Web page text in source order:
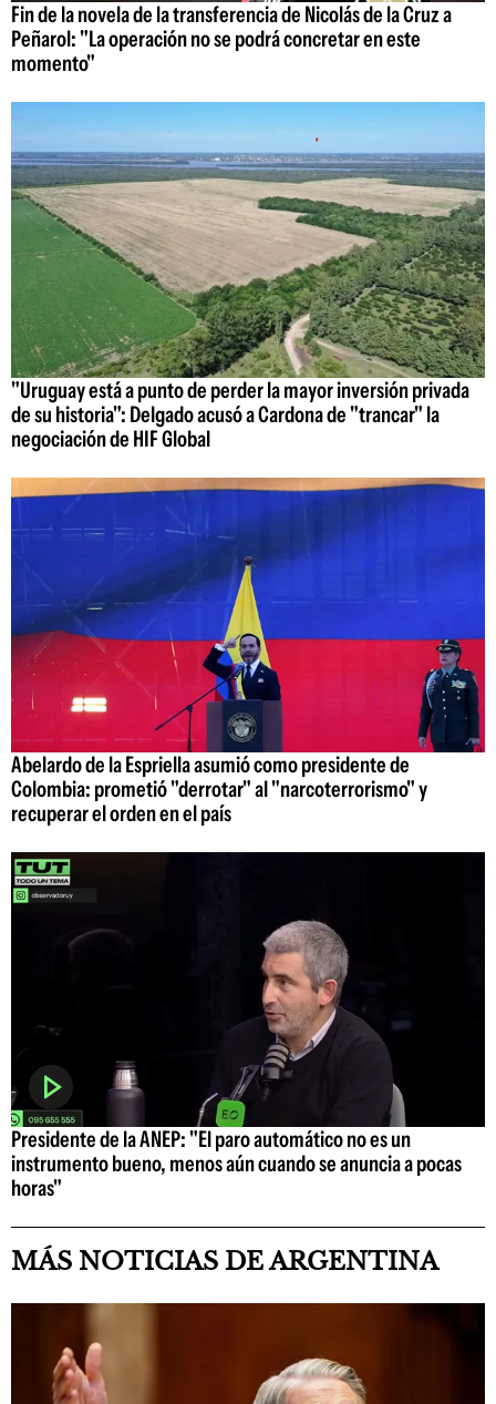
Fin de la novela de la transferencia de Nicolás de la Cruz a
Peñarol: "La operación no se podrá concretar en este
momento"
"Uruguay está a punto de perder la mayor inversión privada
de su historia": Delgado acusó a Cardona de "trancar" la
negociación de HIF Global
Abelardo de la Espriella asumió como presidente de
Colombia: prometió "derrotar" al "narcoterrorismo" y
recuperar el orden en el país
Presidente de la ANEP: "El paro automático no es un
instrumento bueno, menos aún cuando se anuncia a pocas
horas"
MÁS NOTICIAS DE ARGENTINA